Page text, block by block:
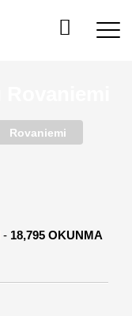
Rovaniemi
- 18,795 OKUNMA